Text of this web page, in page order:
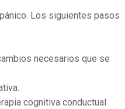
Los siguientes pasos
necesarios que se
cognitiva conductual